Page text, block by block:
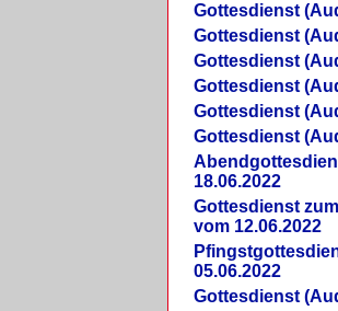
Gottesdienst
Gottesdienst
Gottesdienst
Gottesdienst
Gottesdienst
Gottesdienst
18.06.2022
Gottesdienst
vom 12.06.2022
05.06.2022
Gottesdienst